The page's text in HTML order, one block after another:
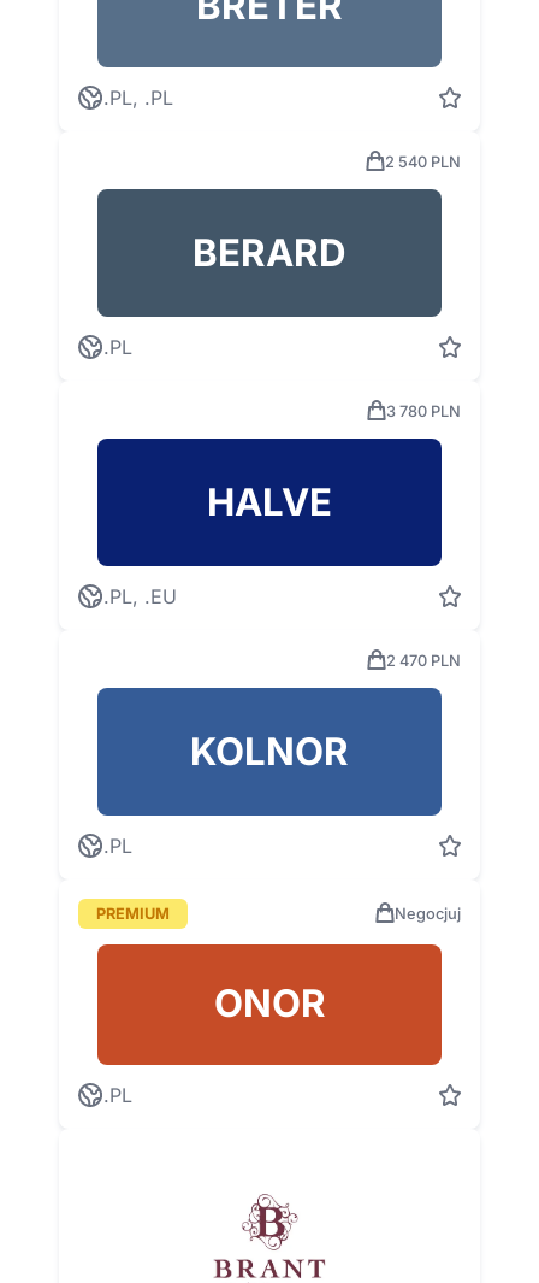
.PL, .PL
2 540 PLN
BERARD
.PL
3 780 PLN
HALVE
.PL, .EU
2 470 PLN
KOLNOR
.PL
PREMIUM Negocjuj
ONOR
.PL